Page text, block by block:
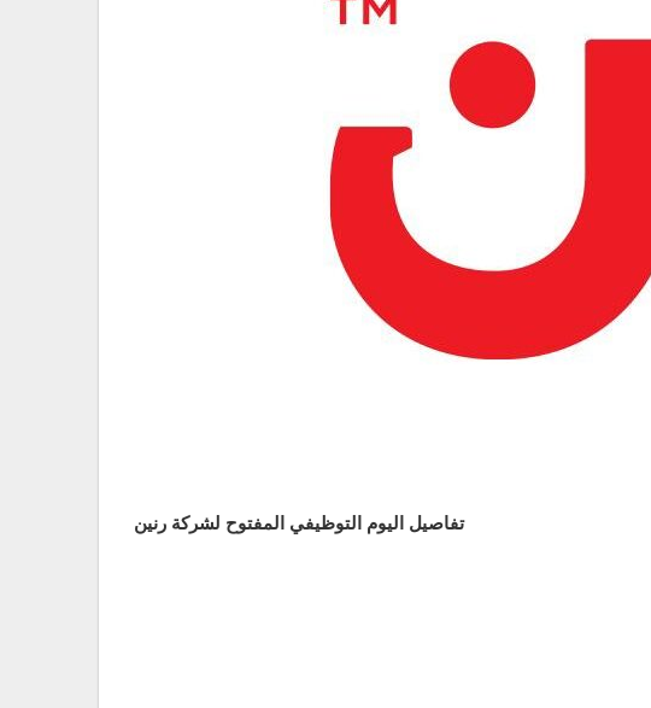
تفاصيل اليوم التوظيفي المفتوح لشركة رنين